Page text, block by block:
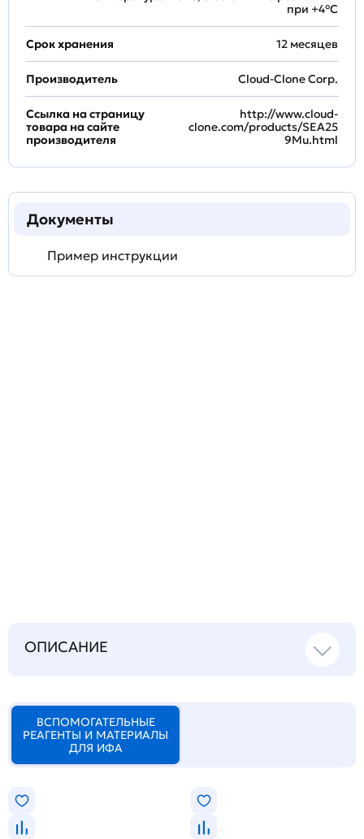
при +4°С
Срок хранения 12 месяцев
Производитель Cloud-Clone Corp.
Ссылка на страницу
товара на сайте
производителя
http://www.cloud-
clone.com/products/SEA25
9Mu.html
Документы
Пример инструкции
ОПИСАНИЕ
ВСПОМОГАТЕЛЬНЫЕ
РЕАГЕНТЫ И МАТЕРИАЛЫ
ДЛЯ ИФА